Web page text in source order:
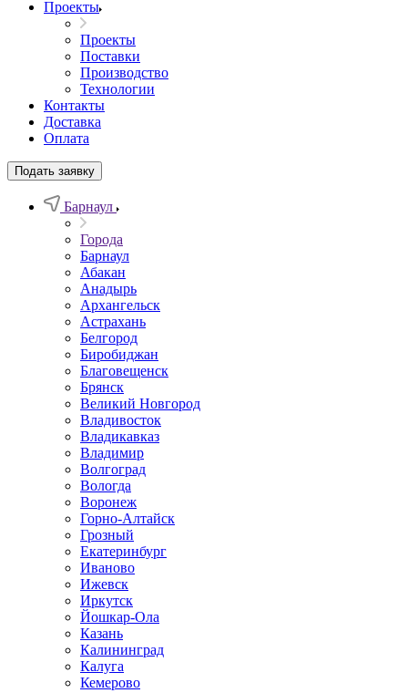
Проекты
Проекты
Поставки
Производство
Технологии
Контакты
Доставка
Оплата
Подать заявку
Барнаул
Города
Барнаул
Абакан
Анадырь
Архангельск
Астрахань
Белгород
Биробиджан
Благовещенск
Брянск
Великий Новгород
Владивосток
Владикавказ
Владимир
Волгоград
Вологда
Воронеж
Горно-Алтайск
Грозный
Екатеринбург
Иваново
Ижевск
Иркутск
Йошкар-Ола
Казань
Калининград
Калуга
Кемерово